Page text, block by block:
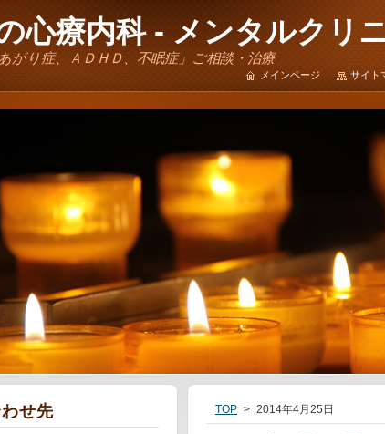
心療内科 - メンタルクリ
がり症、ＡＤＨＤ、不眠症」ご相談・治療
TOP > 2014年4月25日
せ先
メインページ サイト